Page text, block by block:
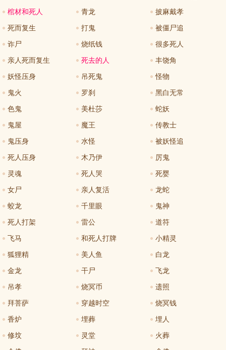
棺材和死人 青龙 披麻戴孝
死而复生 打鬼 被僵尸追
诈尸 烧纸钱 很多死人
亲人死而复生 死去的人 丰饶角
妖怪压身 吊死鬼 怪物
鬼火 罗刹 黑白无常
色鬼 美杜莎 蛇妖
鬼屋 魔王 传教士
鬼压身 水怪 被妖怪追
死人压身 木乃伊 厉鬼
灵魂 死人哭 死婴
女尸 亲人复活 龙蛇
蛟龙 千里眼 鬼神
死人打架 雷公 道符
飞马 和死人打牌 小精灵
狐狸精 美人鱼 白龙
金龙 干尸 飞龙
吊孝 烧冥币 遗照
拜菩萨 穿越时空 烧冥钱
香炉 埋葬 埋人
修坟 灵堂 火葬